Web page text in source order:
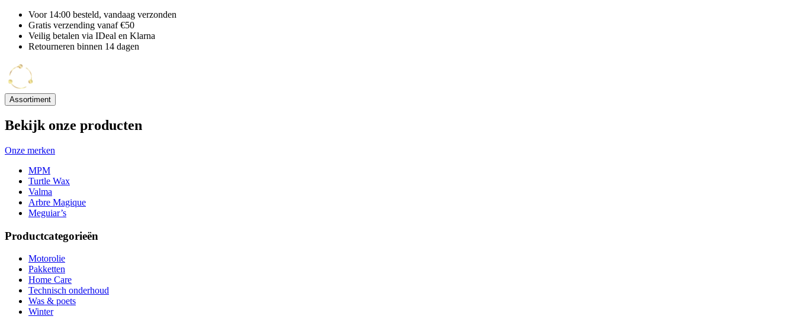
Voor 14:00 besteld, vandaag verzonden
Gratis verzending vanaf €50
Veilig betalen via IDeal en Klarna
Retourneren binnen 14 dagen
Assortiment
Bekijk onze producten
Onze merken
MPM
Turtle Wax
Valma
Arbre Magique
Meguiar’s
Productcategorieën
Motorolie
Pakketten
Home Care
Technisch onderhoud
Was & poets
Winter